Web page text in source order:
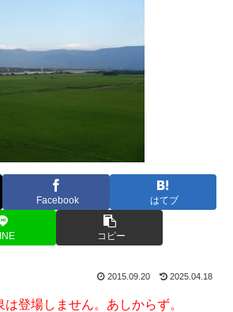
Facebook はてブ
コピー
2015.09.20 2025.04.18
登場しません。あしからず。